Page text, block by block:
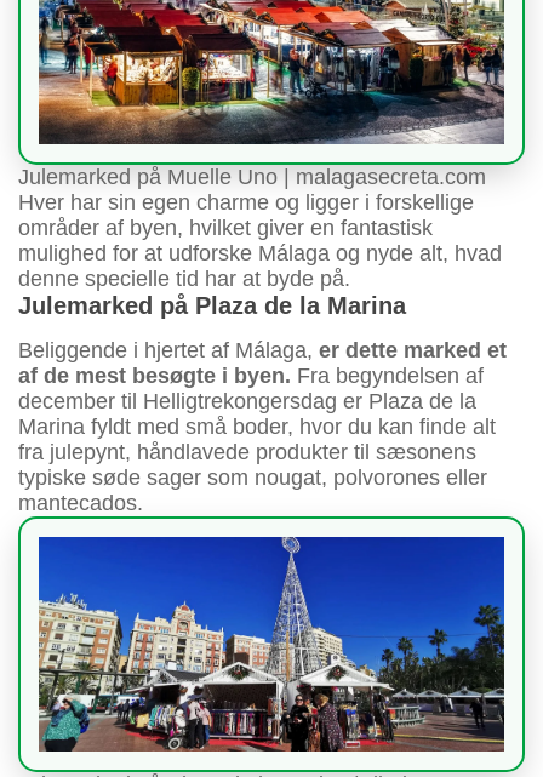
Julemarked på Muelle Uno | malagasecreta.com
Hver har sin egen charme og ligger i forskellige
områder af byen, hvilket giver en fantastisk
mulighed for at udforske Málaga og nyde alt, hvad
denne specielle tid har at byde på.
Julemarked på Plaza de la Marina
Beliggende i hjertet af Málaga, er dette marked et
af de mest besøgte i byen. Fra begyndelsen af
december til Helligtrekongersdag er Plaza de la
Marina fyldt med små boder, hvor du kan finde alt
fra julepynt, håndlavede produkter til sæsonens
typiske søde sager som nougat, polvorones eller
mantecados.